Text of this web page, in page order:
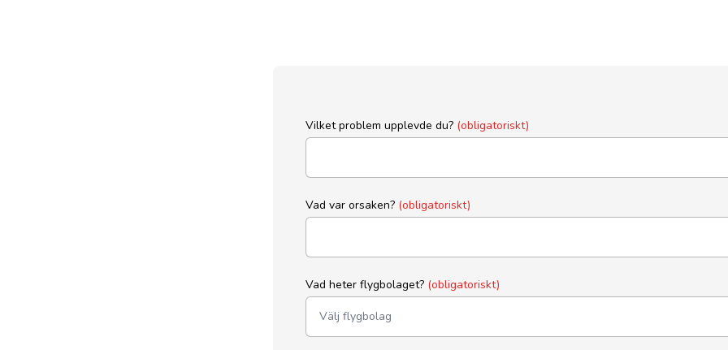
Vilket problem upplevde du? (obligatoriskt)
Vad var orsaken? (obligatoriskt)
Vad heter flygbolaget? (obligatoriskt)